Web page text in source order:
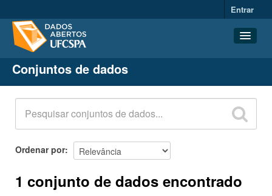
Entrar
Conjuntos de dados
Organizações
Grupos
Sobre
Conjuntos de dados
Ordenar por
1 conjunto de dados encontrado